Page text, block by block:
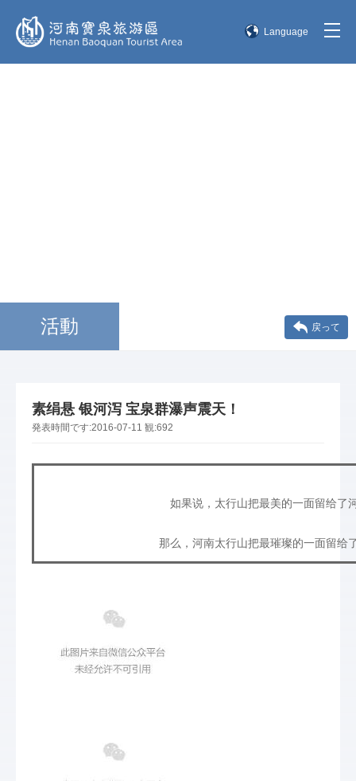
Language
活動 戻って
素绢悬 银河泻 宝泉群瀑声震天！
発表時間です:2016-07-11 観:692
如果说，太行山把最美的一面留给了
那么，河南太行山把最璀璨的一面留给